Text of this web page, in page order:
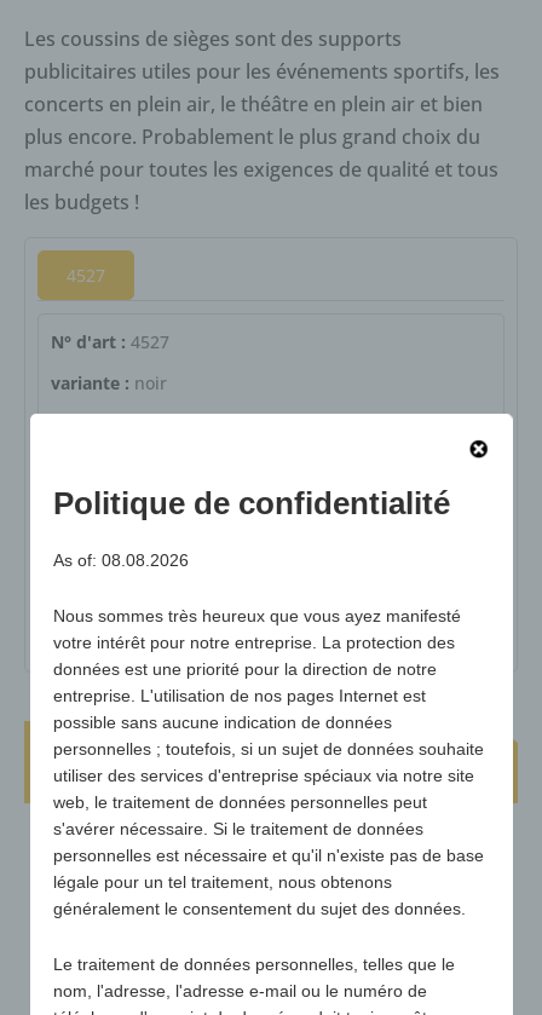
Les coussins de sièges sont des supports
publicitaires utiles pour les événements sportifs, les
concerts en plein air, le théâtre en plein air et bien
plus encore. Probablement le plus grand choix du
marché pour toutes les exigences de qualité et tous
les budgets !
4527
N° d'art : 4527
variante : noir
poids :
40g
sur la face avant
Coussin pour les genoux Full Colour
Classic
Politique de confidentialité
As of: 08.08.2026
Nous sommes très heureux que vous ayez manifesté
votre intérêt pour notre entreprise. La protection des
données est une priorité pour la direction de notre
entreprise. L'utilisation de nos pages Internet est
possible sans aucune indication de données
personnelles ; toutefois, si un sujet de données souhaite
utiliser des services d'entreprise spéciaux via notre site
web, le traitement de données personnelles peut
s'avérer nécessaire. Si le traitement de données
personnelles est nécessaire et qu'il n'existe pas de base
légale pour un tel traitement, nous obtenons
généralement le consentement du sujet des données.
Le traitement de données personnelles, telles que le
nom, l'adresse, l'adresse e-mail ou le numéro de